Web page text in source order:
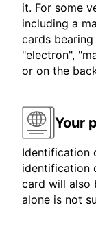
it. For some
including a
cards
"electron",
or on the
Your
Identification
identification
card will also
alone is not